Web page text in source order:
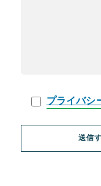
プライバシ
送信